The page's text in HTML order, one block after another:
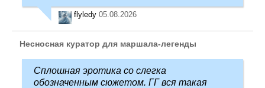
flyledy 05.08.2026
Несносная куратор для маршала-легенды
Сплошная эротика со слегка
обозначенным сюжетом. ГГ вся такая